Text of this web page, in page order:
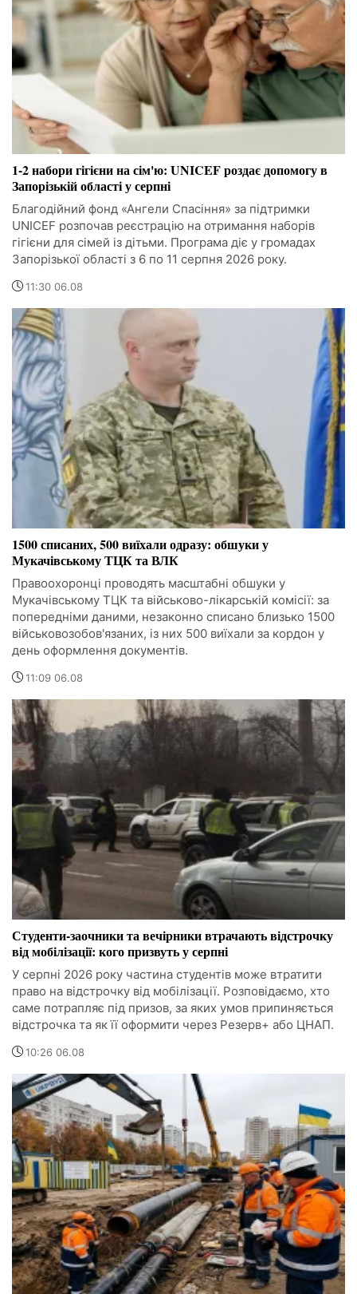
1-2 набори гігієни на сім'ю: UNICEF роздає допомогу в
Запорізькій області у серпні
Благодійний фонд «Ангели Спасіння» за підтримки
UNICEF розпочав реєстрацію на отримання наборів
гігієни для сімей із дітьми. Програма діє у громадах
Запорізької області з 6 по 11 серпня 2026 року.
11:30 06.08
1500 списаних, 500 виїхали одразу: обшуки у
Мукачівському ТЦК та ВЛК
Правоохоронці проводять масштабні обшуки у
Мукачівському ТЦК та військово-лікарській комісії: за
попередніми даними, незаконно списано близько 1500
військовозобов'язаних, із них 500 виїхали за кордон у
день оформлення документів.
11:09 06.08
Студенти-заочники та вечірники втрачають відстрочку
від мобілізації: кого призвуть у серпні
У серпні 2026 року частина студентів може втратити
право на відстрочку від мобілізації. Розповідаємо, хто
саме потрапляє під призов, за яких умов припиняється
відстрочка та як її оформити через Резерв+ або ЦНАП.
10:26 06.08